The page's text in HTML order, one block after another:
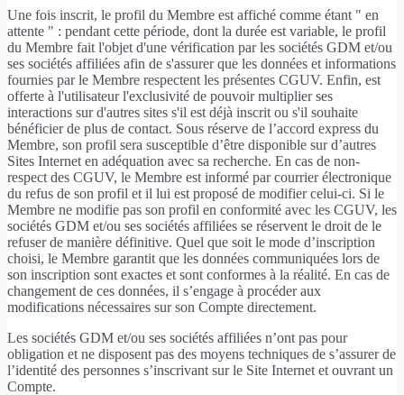
Une fois inscrit, le profil du Membre est affiché comme étant " en
attente " : pendant cette période, dont la durée est variable, le profil
du Membre fait l'objet d'une vérification par les sociétés GDM et/ou
ses sociétés affiliées afin de s'assurer que les données et informations
fournies par le Membre respectent les présentes CGUV. Enfin, est
offerte à l'utilisateur l'exclusivité de pouvoir multiplier ses
interactions sur d'autres sites s'il est déjà inscrit ou s'il souhaite
bénéficier de plus de contact. Sous réserve de l’accord express du
Membre, son profil sera susceptible d’être disponible sur d’autres
Sites Internet en adéquation avec sa recherche. En cas de non-
respect des CGUV, le Membre est informé par courrier électronique
du refus de son profil et il lui est proposé de modifier celui-ci. Si le
Membre ne modifie pas son profil en conformité avec les CGUV, les
sociétés GDM et/ou ses sociétés affiliées se réservent le droit de le
refuser de manière définitive. Quel que soit le mode d’inscription
choisi, le Membre garantit que les données communiquées lors de
son inscription sont exactes et sont conformes à la réalité. En cas de
changement de ces données, il s’engage à procéder aux
modifications nécessaires sur son Compte directement.
Les sociétés GDM et/ou ses sociétés affiliées n’ont pas pour
obligation et ne disposent pas des moyens techniques de s’assurer de
l’identité des personnes s’inscrivant sur le Site Internet et ouvrant un
Compte.